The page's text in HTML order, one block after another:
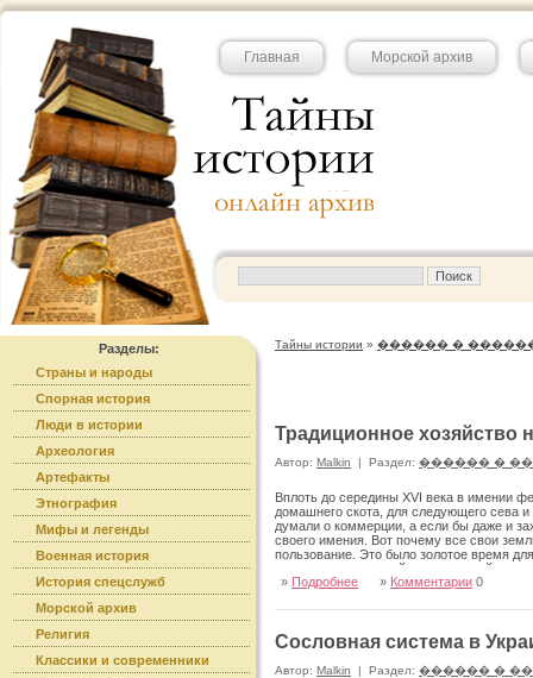
Главная Морской архив
Разделы:
Страны и народы
Спорная история
Люди в истории
Археология
Артефакты
Этнография
Мифы и легенды
Военная история
История спецслужб
Морской архив
Религия
Классики и современники
Тайны истории » ������ �
Традиционное хозяйство
Автор: Malkin | Раздел: ������ �
Вплоть до середины XVI века в имении
домашнего скота, для следующего сева
думали о коммерции, а если бы даже и
своего имения. Вот почему все свои
пользование. Это было золо­тое время
усовер­шенствований
крестьян неуклонно росли.
» Подробнее » Комментарии 0
Сословная система в
Автор: Malkin | Раздел: ������ �